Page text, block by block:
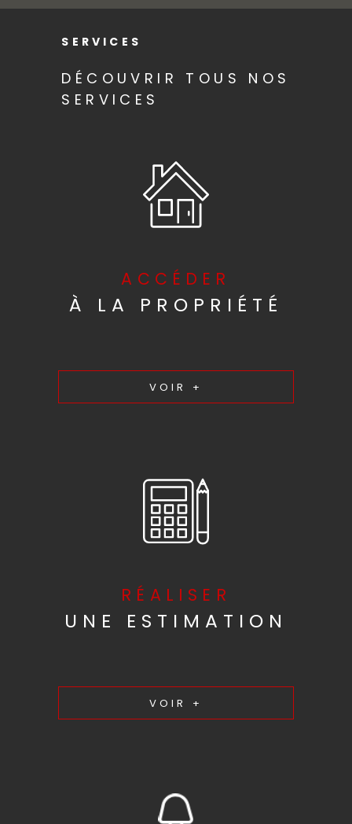
SERVICES
DÉCOUVRIR TOUS NOS
SERVICES
ACCÉDER
À LA PROPRIÉTÉ
VOIR +
RÉALISER
UNE ESTIMATION
VOIR +